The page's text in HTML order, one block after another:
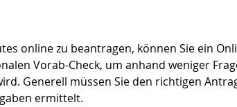
online zu beantragen, können Sie ein
Vorab-Check, um anhand weniger
Generell müssen Sie den richtigen
ermittelt.